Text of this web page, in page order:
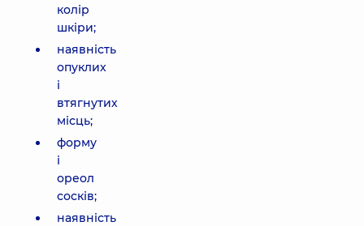
колір
шкіри;
наявність
опуклих
і
втягнутих
місць;
форму
і
ореол
сосків;
наявність